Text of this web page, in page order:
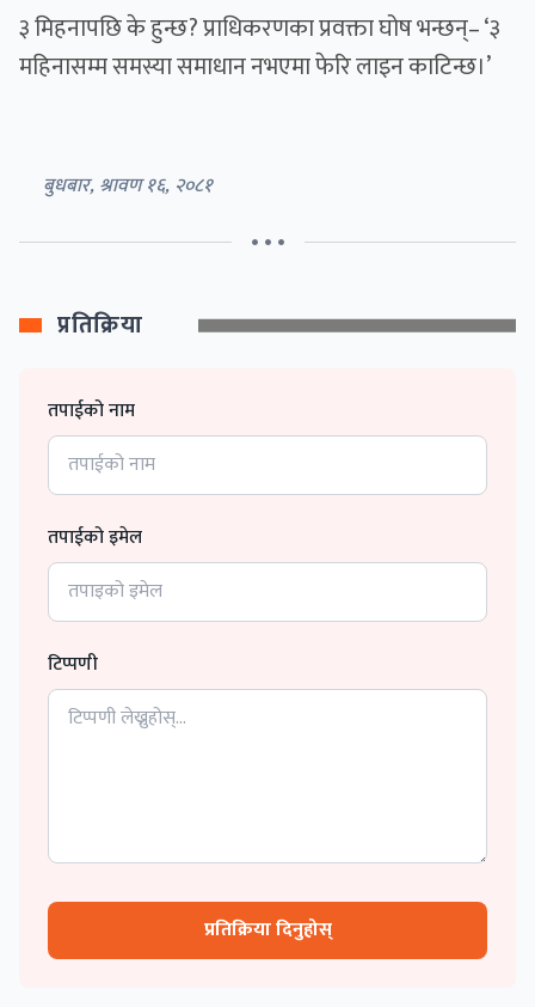
३ मिहनापछि के हुन्छ? प्राधिकरणका प्रवक्ता घोष भन्छन्– ‘३
महिनासम्म समस्या समाधान नभएमा फेरि लाइन काटिन्छ।’
बुधबार, श्रावण १६, २०८१
• • •
प्रतिक्रिया
तपाईको नाम
तपाईको इमेल
टिप्पणी
प्रतिक्रिया दिनुहोस्